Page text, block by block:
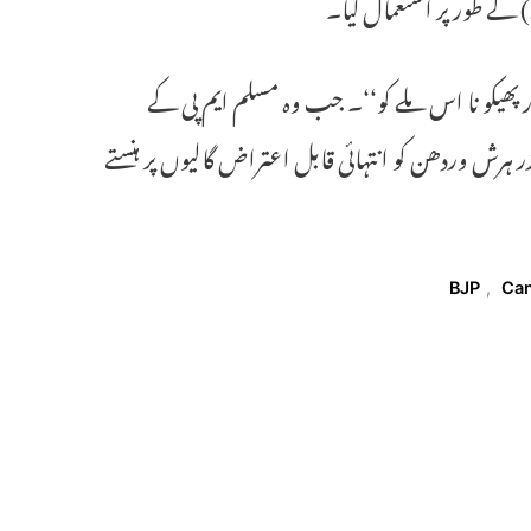
نا اس ملے کو‘‘۔ جب وہ مسلم ایم پی کے
وردھن کو انتہائی قابل اعتراض گالیوں پر ہنستے
BJP ,